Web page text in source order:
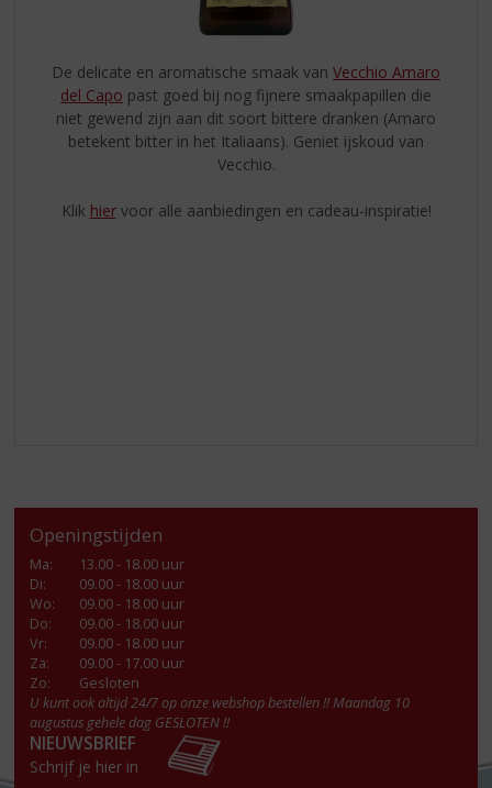
De delicate en aromatische smaak van Vecchio Amaro
del Capo past goed bij nog fijnere smaakpapillen die
niet gewend zijn aan dit soort bittere dranken (Amaro
betekent bitter in het Italiaans). Geniet ijskoud van
Vecchio.
Klik hiervoor alle aanbiedingen en cadeau-inspiratie!
Openingstijden
Ma:
13.00 - 18.00 uur
Di:
09.00 - 18.00 uur
Wo:
09.00 - 18.00 uur
Do:
09.00 - 18.00 uur
Vr:
09.00 - 18.00 uur
Za:
09.00 - 17.00 uur
Zo:
Gesloten
U kunt ook altijd 24/7 op onze webshop bestellen !! Maandag 10
augustus gehele dag GESLOTEN !!
NIEUWSBRIEF
Schrijf je hier in